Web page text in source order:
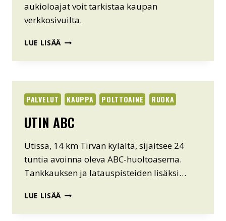
aukioloajat voit tarkistaa kaupan
verkkosivuilta.
LUE LISÄÄ VALKEALAN
MARKET
PALVELUT KAUPPA POLTTOAINE RUOKA
UTIN ABC
Utissa, 14 km Tirvan kylältä, sijaitsee 24
tuntia avoinna oleva ABC-huoltoasema.
Tankkauksen ja latauspisteiden lisäksi…
LUE LISÄÄ UTIN